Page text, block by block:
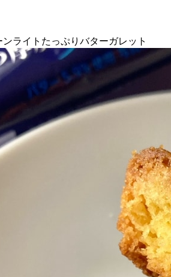
ライトたっぷりバターガレット